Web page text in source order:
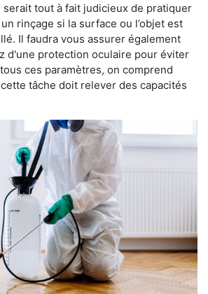
serait tout à fait judicieux de pratiquer
rinçage si la surface ou l’objet est
Il faudra vous assurer également
d'une protection oculaire pour éviter
ces paramètres, on comprend
tâche doit relever des capacités